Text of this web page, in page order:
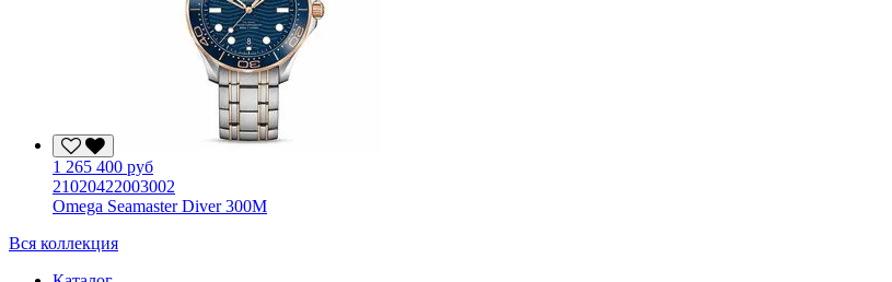
1 265 400 руб
21020422003002
Omega Seamaster Diver 300M
Вся коллекция